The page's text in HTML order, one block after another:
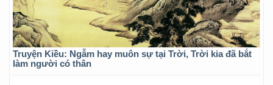
Truyện Kiều: Ngẫm hay muôn sự tại Trời, Trời kia đã bắt
làm người có thân